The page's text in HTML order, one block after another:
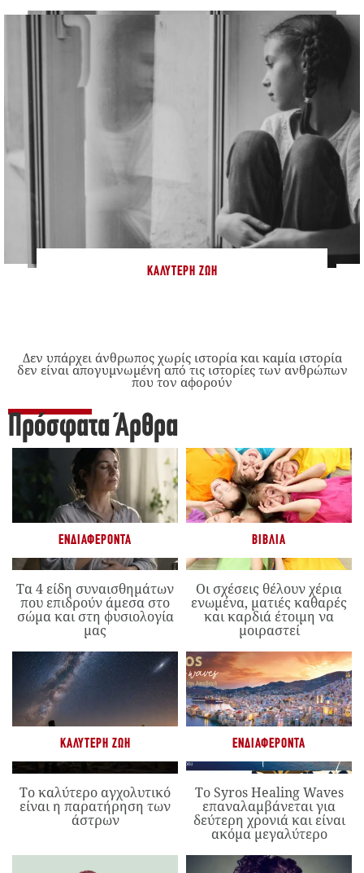
ΚΑΛΎΤΕΡΗ ΖΩΉ
Δεν υπάρχει άνθρωπος χωρίς ιστορία και καμία ιστορία
δεν είναι απογυμνωμένη από τις ιστορίες των ανθρώπων
που τον αφορούν
Πρόσφατα Άρθρα
ΕΝΔΙΑΦΈΡΟΝΤΑ
Τα 4 είδη συναισθημάτων
που επιδρούν άμεσα στο
σώμα και στη φυσιολογία
μας
ΒΙΒΛΊΑ
Οι σχέσεις θέλουν χέρια
ενωμένα, ματιές καθαρές
και καρδιά έτοιμη να
μοιραστεί
ΚΑΛΎΤΕΡΗ ΖΩΉ
Το καλύτερο αγχολυτικό
είναι η παρατήρηση των
άστρων
ΕΝΔΙΑΦΈΡΟΝΤΑ
Το Syros Healing Waves
επαναλαμβάνεται για
δεύτερη χρονιά και είναι
ακόμα μεγαλύτερο